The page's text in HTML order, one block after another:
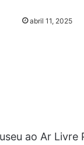
abril 11, 2025
ao Ar Livre